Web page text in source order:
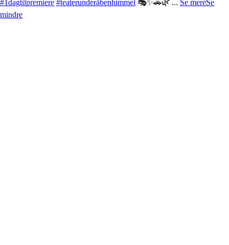
#1dagtilpremiere #teaterunderåbenhimmel 🎭✨🚗🌿 ... Se mereSe
mindre